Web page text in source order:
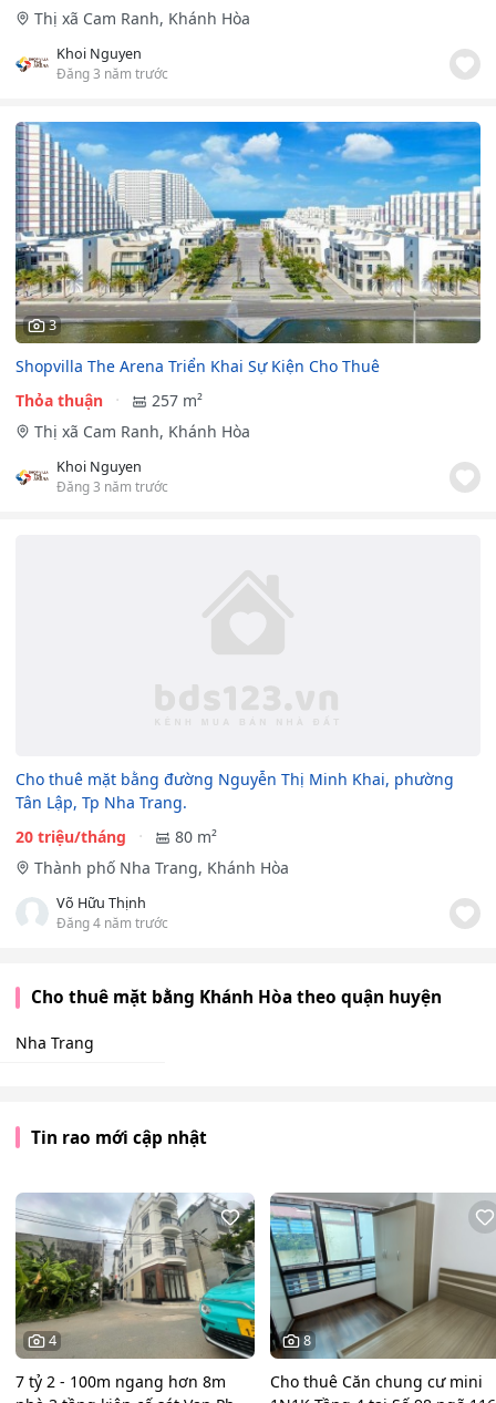
Thị xã Cam Ranh, Khánh Hòa
Khoi Nguyen
Đăng 3 năm trước
3
Shopvilla The Arena Triển Khai Sự Kiện Cho Thuê
Thỏa thuận
257 m²
Thị xã Cam Ranh, Khánh Hòa
Khoi Nguyen
Đăng 3 năm trước
Cho thuê mặt bằng đường Nguyễn Thị Minh Khai, phường
Tân Lập, Tp Nha Trang.
20 triệu/tháng
80 m²
Thành phố Nha Trang, Khánh Hòa
Võ Hữu Thịnh
Đăng 4 năm trước
Cho thuê mặt bằng Khánh Hòa theo quận huyện
Nha Trang
Tin rao mới cập nhật
4
7 tỷ 2 - 100m ngang hơn 8m
8
Cho thuê Căn chung cư mini